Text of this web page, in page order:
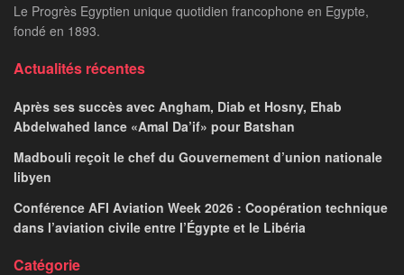
Le Progrès Egyptien unique quotidien francophone en Egypte,
fondé en 1893.
Actualités récentes
Après ses succès avec Angham, Diab et Hosny, Ehab
Abdelwahed lance «Amal Da’if» pour Batshan
Madbouli reçoit le chef du Gouvernement d’union nationale
libyen
Conférence AFI Aviation Week 2026 : Coopération technique
dans l’aviation civile entre l’Égypte et le Libéria
Catégorie